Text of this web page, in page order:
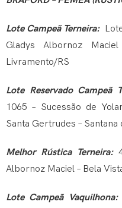
Lote Campeã Terneira:
Gladys Albornoz
Livramento/RS
Lote Reservado Campeã
1065 – Sucessão de
Santa Gertrudes –
Melhor Rústica Terneira:
Albornoz Maciel – Bela
Lote Campeã Vaquilhona: